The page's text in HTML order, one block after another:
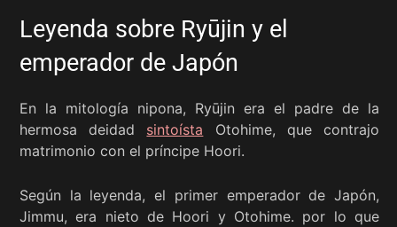
Leyenda sobre Ryūjin y el
emperador de Japón
En la mitología nipona, Ryūjin era el padre de la
hermosa deidad sintoísta Otohime, que contrajo
matrimonio con el príncipe Hoori.
Según la leyenda, el primer emperador de Japón,
Jimmu, era nieto de Hoori y Otohime. por lo que